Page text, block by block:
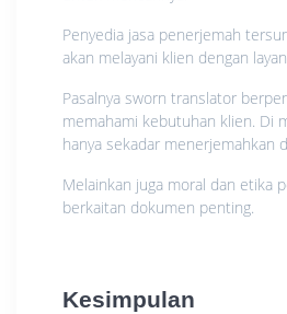
Penyedia jasa penerjemah
akan melayani klien dengan
Pasalnya sworn translator
memahami kebutuhan klien. Di
hanya sekadar menerjemahkan
Melainkan juga moral dan etika
berkaitan dokumen penting.
Kesimpulan